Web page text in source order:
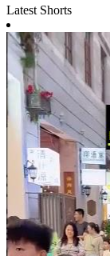
Latest Shorts